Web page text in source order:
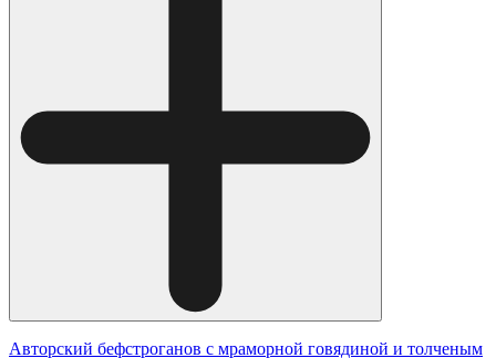
Авторский бефстроганов с мраморной говядиной и толченым